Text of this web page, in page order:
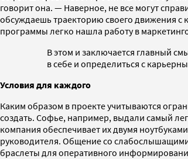
говорит она. — Наверное, не все могут
обсуждаешь траекторию своего движения с
программы легко нашла работу в
В этом и заключается главный
в себе и определиться с
Условия для каждого
Каким образом в проекте учитываются
создать. Софье, например, выдали самый
компания обеспечивает их двумя
руководителя. Общение со
браслеты для оперативного